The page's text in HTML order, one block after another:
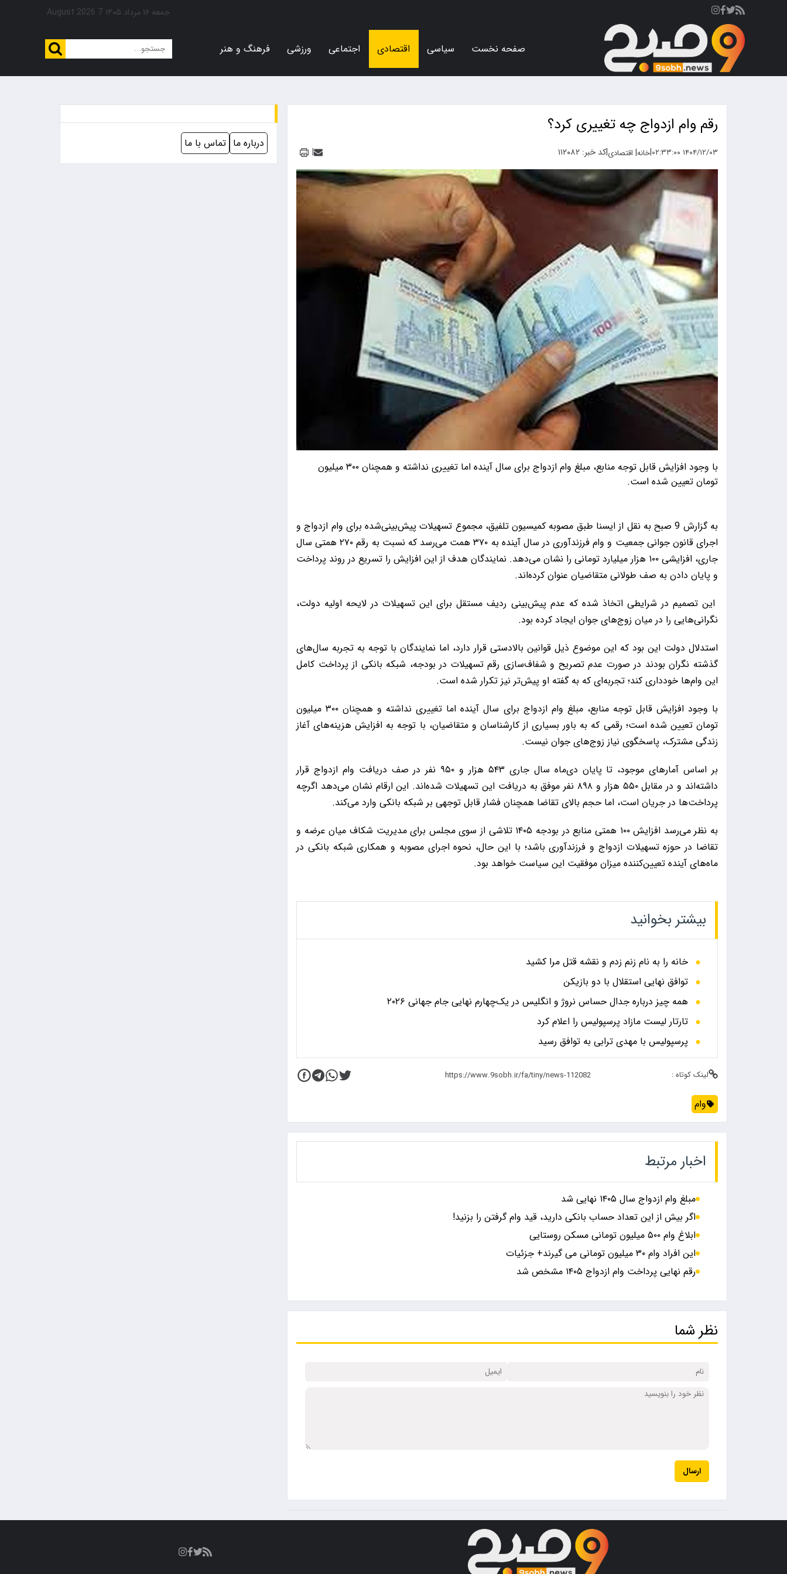
جمعه ۱۶ مرداد ۱۴۰۵ 7 August 2026
صفحه نخست سیاسی اقتصادی اجتماعی ورزشی فرهنگ و هنر
رقم وام ازدواج چه تغییری کرد؟
۱۴۰۴/۱۲/۰۳ ۰۲:۳۳:۰۰ |خانه| اقتصادی|کد خبر: ۱۱۲۰۸۲ |
با وجود افزایش قابل توجه منابع، مبلغ وام ازدواج برای سال آینده اما تغییری نداشته و همچنان ۳۰۰ میلیون
تومان تعیین شده است.
به گزارش 9 صبح به نقل از ایسنا طبق مصوبه کمیسیون تلفیق، مجموع تسهیلات پیش‌بینی‌شده برای وام ازدواج و
اجرای قانون جوانی جمعیت و وام فرزندآوری در سال آینده به ۳۷۰ همت می‌رسد که نسبت به رقم ۲۷۰ همتی سال
جاری، افزایشی ۱۰۰ هزار میلیارد تومانی را نشان می‌دهد. نمایندگان هدف از این افزایش را تسریع در روند پرداخت
و پایان دادن به صف طولانی متقاضیان عنوان کرده‌اند.
این تصمیم در شرایطی اتخاذ شده که عدم پیش‌بینی ردیف مستقل برای این تسهیلات در لایحه اولیه دولت،
نگرانی‌هایی را در میان زوج‌های جوان ایجاد کرده بود.
استدلال دولت این بود که این موضوع ذیل قوانین بالادستی قرار دارد، اما نمایندگان با توجه به تجربه سال‌های
گذشته نگران بودند در صورت عدم تصریح و شفاف‌سازی رقم تسهیلات در بودجه، شبکه بانکی از پرداخت کامل
این وام‌ها خودداری کند؛ تجربه‌ای که به گفته او پیش‌تر نیز تکرار شده است.
با وجود افزایش قابل توجه منابع، مبلغ وام ازدواج برای سال آینده اما تغییری نداشته و همچنان ۳۰۰ میلیون
تومان تعیین شده است؛ رقمی که به باور بسیاری از کارشناسان و متقاضیان، با توجه به افزایش هزینه‌های آغاز
زندگی مشترک، پاسخگوی نیاز زوج‌های جوان نیست.
بر اساس آمارهای موجود، تا پایان دی‌ماه سال جاری ۵۴۳ هزار و ۹۵۰ نفر در صف دریافت وام ازدواج قرار
داشته‌اند و در مقابل ۵۵۰ هزار و ۸۹۸ نفر موفق به دریافت این تسهیلات شده‌اند. این ارقام نشان می‌دهد اگرچه
پرداخت‌ها در جریان است، اما حجم بالای تقاضا همچنان فشار قابل توجهی بر شبکه بانکی وارد می‌کند.
به نظر می‌رسد افزایش ۱۰۰ همتی منابع در بودجه ۱۴۰۵ تلاشی از سوی مجلس برای مدیریت شکاف میان عرضه و
تقاضا در حوزه تسهیلات ازدواج و فرزندآوری باشد؛ با این حال، نحوه اجرای مصوبه و همکاری شبکه بانکی در
ماه‌های آینده تعیین‌کننده میزان موفقیت این سیاست خواهد بود.
بیشتر بخوانید
خانه را به نام زنم زدم و نقشه قتل مرا کشید
توافق نهایی استقلال با دو بازیکن
همه چیز درباره جدال حساس نروژ و انگلیس در یک‌چهارم نهایی جام جهانی ۲۰۲۶
تارتار لیست مازاد پرسپولیس را اعلام کرد
پرسپولیس با مهدی ترابی به توافق رسید
لینک کوتاه :
وام
اخبار مرتبط
مبلغ وام ازدواج سال ۱۴۰۵ نهایی شد
اگر بیش از این تعداد حساب بانکی دارید، قید وام گرفتن را بزنید!
ابلاغ وام ۵۰۰ میلیون تومانی مسکن روستایی
این افراد وام ۳۰ میلیون تومانی می گیرند+ جزئیات
رقم نهایی پرداخت وام ازدواج ۱۴۰۵ مشخص شد
نظر شما
ارسال
درباره ما تماس با ما